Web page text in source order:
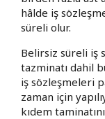
hâlde iş
süreli olur.
Belirsiz süreli iş
tazminatı dahil
iş sözleşmeleri
zaman için
kıdem